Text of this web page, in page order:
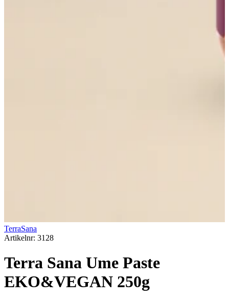
TerraSana
Artikelnr: 3128
Terra Sana Ume Paste
EKO&VEGAN 250g